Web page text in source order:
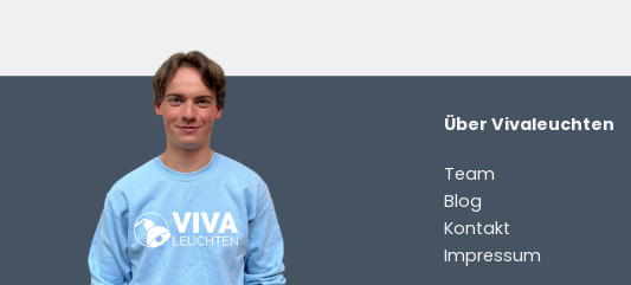
Produkt?
(erforderlich)
Über Vivaleuchten
Team
Blog
Kontakt
Impressum